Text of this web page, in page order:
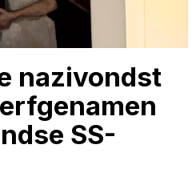
nazivondst
SS-